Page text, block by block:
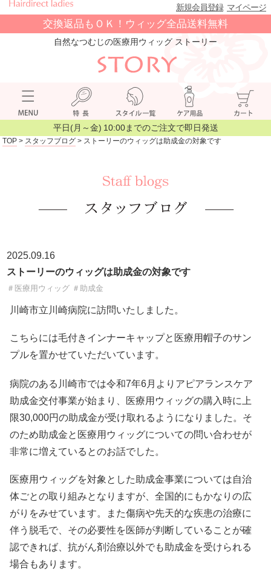
新規会員登録 マイページ
交換返品もＯＫ！ウィッグ全品送料無料
自然なつむじの医療用ウィッグ ストーリー
平日(月～金) 10:00までのご注文で即日発送
TOP > スタッフブログ > ストーリーのウィッグは助成金の対象です
2025.09.16
ストーリーのウィッグは助成金の対象です
＃医療用ウィッグ ＃助成金
川崎市立川崎病院に訪問いたしました。
こちらには毛付きインナーキャップと医療用帽子のサン
プルを置かせていただいています。
病院のある川崎市では令和7年6月よりアピアランスケア
助成金交付事業が始まり、医療用ウィッグの購入時に上
限30,000円の助成金が受け取れるようになりました。そ
のため助成金と医療用ウィッグについての問い合わせが
非常に増えているとのお話でした。
医療用ウィッグを対象とした助成金事業については自治
体ごとの取り組みとなりますが、全国的にもかなりの広
がりをみせています。また傷病や先天的な疾患の治療に
伴う脱毛で、その必要性を医師が判断していることが確
認できれば、抗がん剤治療以外でも助成金を受けられる
場合もあります。